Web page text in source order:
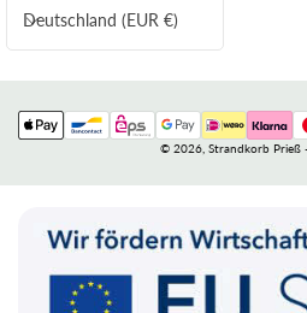
L
a
n
d
/
Deutschland (EUR €)
© 2026, Strandkorb Prieß